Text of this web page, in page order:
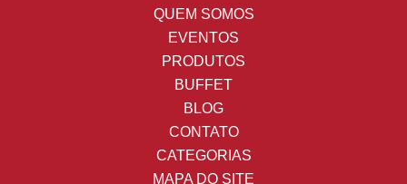
QUEM SOMOS
EVENTOS
PRODUTOS
BUFFET
BLOG
CONTATO
CATEGORIAS
MAPA DO SITE